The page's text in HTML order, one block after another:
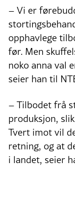
– Vi er
opphavlege
før. Men
noko anna val
seier han til
– Tilbodet frå
produksjon,
Tvert imot vil
retning, og at
i landet, seier